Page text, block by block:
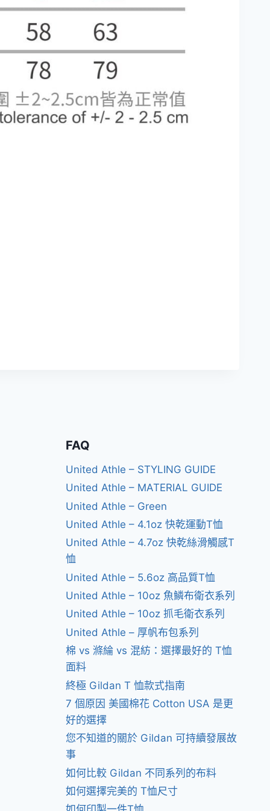
FAQ
United Athle – STYLING GUIDE
United Athle – MATERIAL GUIDE
United Athle – Green
United Athle – 4.1oz 快乾運動T恤
United Athle – 4.7oz 快乾絲滑觸感T
恤
United Athle – 5.6oz 高品質T恤
United Athle – 10oz 魚鱗布衛衣系列
United Athle – 10oz 抓毛衛衣系列
United Athle – 厚帆布包系列
棉 vs 滌綸 vs 混紡：選擇最好的 T恤
面料
終極 Gildan T 恤款式指南
7 個原因 美國棉花 Cotton USA 是更
好的選擇
您不知道的關於 Gildan 可持續發展故
事
如何比較 Gildan 不同系列的布料
如何選擇完美的 T恤尺寸